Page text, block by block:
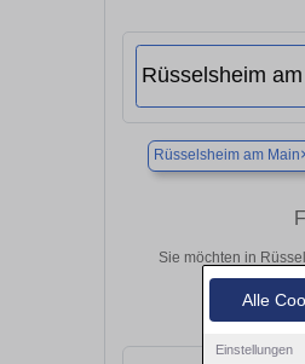
Alle
Einstellungen
Rüsselsheim am Main
Sie möchten in